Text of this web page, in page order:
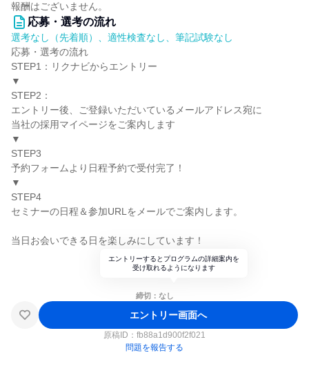
報酬はございません。
応募・選考の流れ
選考なし（先着順）、適性検査なし、筆記試験なし
応募・選考の流れ
STEP1：リクナビからエントリー
▼
STEP2：
エントリー後、ご登録いただいているメールアドレス宛に
当社の採用マイページをご案内します
▼
STEP3
予約フォームより日程予約で受付完了！
▼
STEP4
セミナーの日程＆参加URLをメールでご案内します。
当日お会いできる日を楽しみにしています！
エントリーするとプログラムの詳細案内を
受け取れるようになります
締切：なし
エントリー画面へ
原稿ID： fb88a1d900f2f021
問題を報告する